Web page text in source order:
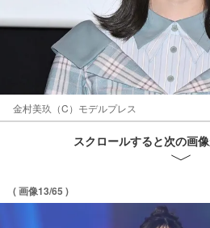
金村美玖（C）モデルプレス
スクロールすると次の画
( 画像13/65 )